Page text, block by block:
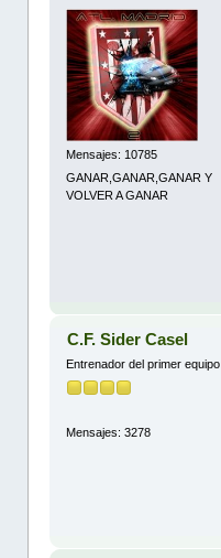
Mensajes: 10785
GANAR,GANAR,GANAR Y
VOLVER A GANAR
C.F. Sider Casel
Entrenador del primer equipo
Mensajes: 3278